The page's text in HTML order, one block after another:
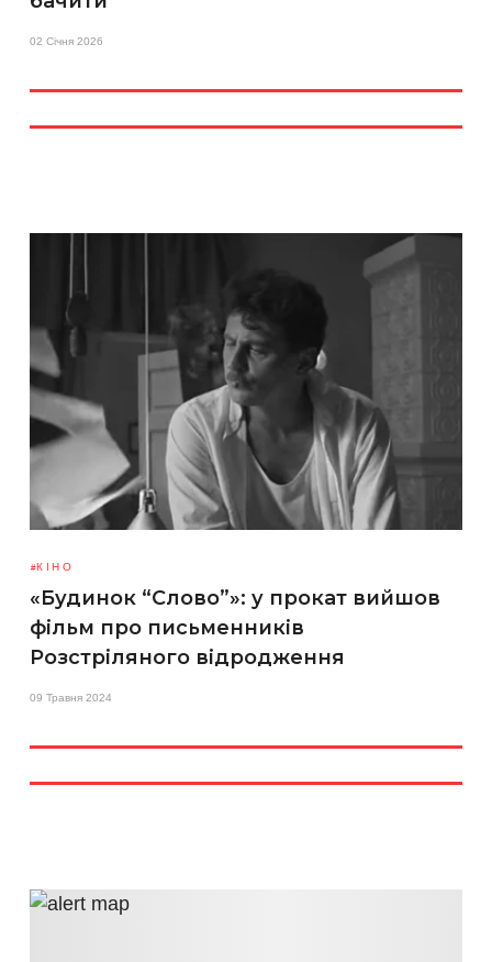
02 Січня 2026
КІНО
«Будинок “Слово”»: у прокат вийшов
фільм про письменників
Розстріляного відродження
09 Травня 2024